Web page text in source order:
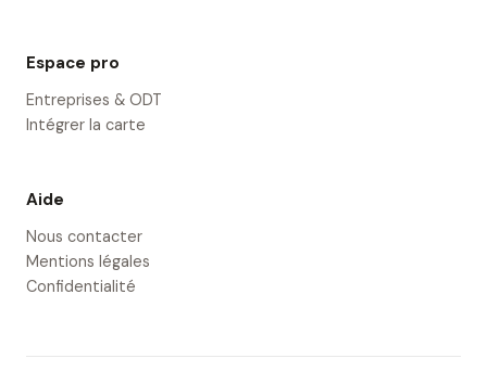
Espace pro
Entreprises & ODT
Intégrer la carte
Aide
Nous contacter
Mentions légales
Confidentialité